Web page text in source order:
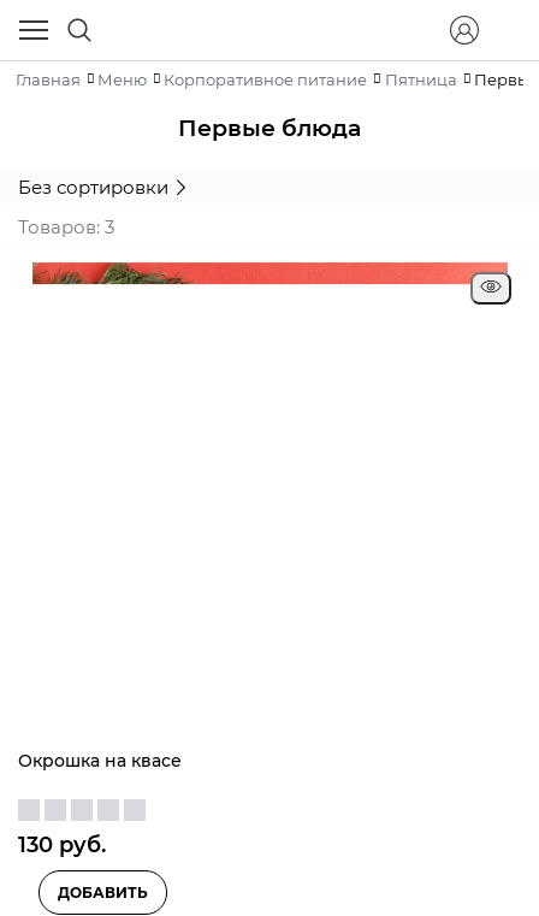
Главная Меню Корпоративное питание Пятница
Первые блюда
Без сортировки
Товаров: 3
Окрошка на квасе
130 руб.
ДОБАВИТЬ